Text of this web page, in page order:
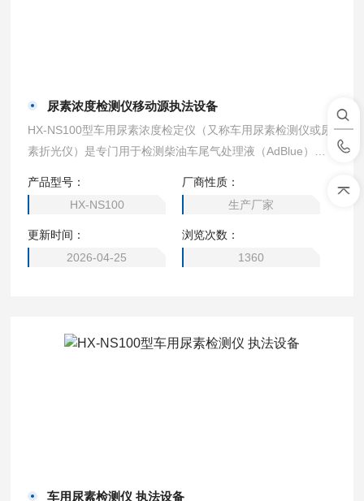
尿素浓度检测仪移动源执法设备
HX-NS100型车用尿素浓度检定仪（又称车用尿素检测仪或尿
素折光仪）是专门用于检测柴油车尾气处理液（AdBlue）浓
域具有重要作用。这类设备通过测量尿素溶液的物理或化学特
性来精确测定其浓度，确保SCR系统正常工作，保障柴油车排
放达标。尿素浓度检测仪移动源执法设备
产品型号：
HX-NS100
厂商性质：
生产厂家
更新时间：
2026-04-25
浏览次数：
1360
车用尿素检测仪 执法设备